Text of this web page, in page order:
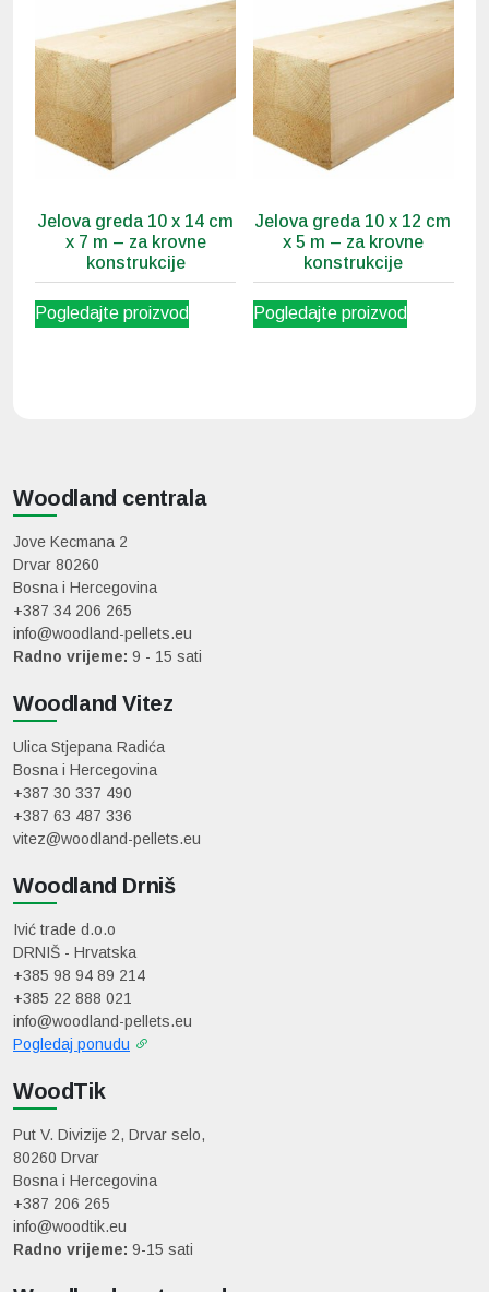
Jelova greda 10 x 14 cm
x 7 m – za krovne
konstrukcije
Pogledajte proizvod
Jelova greda 10 x 12 cm
x 5 m – za krovne
konstrukcije
Pogledajte proizvod
Woodland centrala
Jove Kecmana 2
Drvar 80260
Bosna i Hercegovina
+387 34 206 265
info@woodland-pellets.eu
Radno vrijeme: 9 - 15 sati
Woodland Vitez
Ulica Stjepana Radića
Bosna i Hercegovina
+387 30 337 490
+387 63 487 336
vitez@woodland-pellets.eu
Woodland Drniš
Ivić trade d.o.o
DRNIŠ - Hrvatska
+385 98 94 89 214
+385 22 888 021
info@woodland-pellets.eu
Pogledaj ponudu
WoodTik
Put V. Divizije 2, Drvar selo,
80260 Drvar
Bosna i Hercegovina
+387 206 265
info@woodtik.eu
Radno vrijeme: 9-15 sati